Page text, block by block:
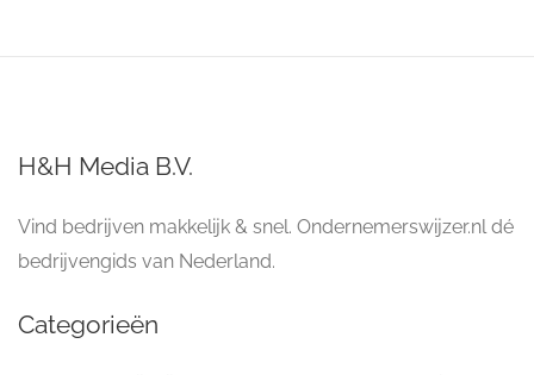
H&H Media B.V.
Vind bedrijven makkelijk & snel. Ondernemerswijzer.nl dé
bedrijvengids van Nederland.
Categorieën